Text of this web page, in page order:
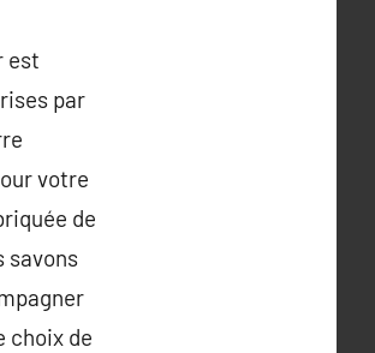
est
par
votre
de
savons
choix de